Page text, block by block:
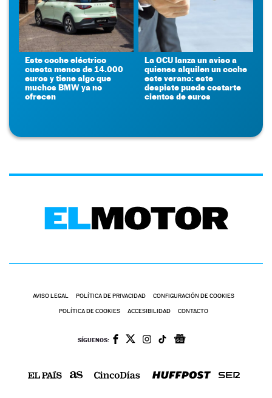
Este coche eléctrico
cuesta menos de 14.000
euros y tiene algo que
muchos BMW ya no
ofrecen
La OCU lanza un aviso a
quienes alquilen un coche
este verano: este
despiste puede costarte
cientos de euros
AVISO LEGAL POLÍTICA DE PRIVACIDAD CONFIGURACIÓN DE COOKIES
POLÍTICA DE COOKIES ACCESIBILIDAD CONTACTO
SÍGUENOS: